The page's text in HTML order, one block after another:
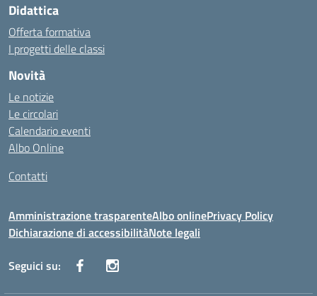
Didattica
Offerta formativa
I progetti delle classi
Novità
Le notizie
Le circolari
Calendario eventi
Albo Online
Contatti
Amministrazione trasparenteAlbo onlinePrivacy Policy
Dichiarazione di accessibilitàNote legali
Seguici su: